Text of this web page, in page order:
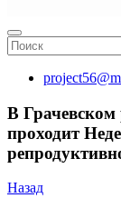
В Грачевском
проходит
Назад